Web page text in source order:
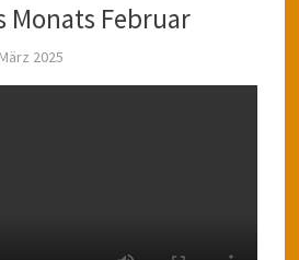
Monats Februar
2025